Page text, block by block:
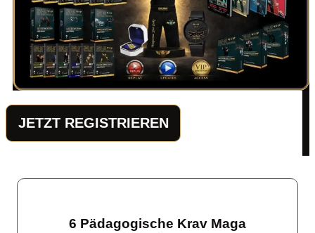
JETZT REGISTRIEREN
6 Pädagogische Krav Maga